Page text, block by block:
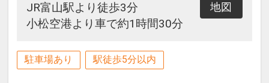
JR富山駅より徒歩3分
小松空港より車で約1時間30分
地図
駐車場あり 駅徒歩5分以内